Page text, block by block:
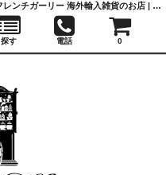
フランス雑貨・輸入雑貨『Zakka MiniMini』| フレンチガーリー 海外輸入雑貨のお店 | かわいい雑貨 | 蚤の市 | アンティーク
探す 電話 0